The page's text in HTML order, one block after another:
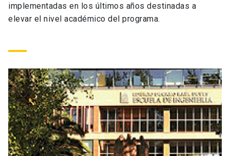
Futuros estudiantes
Personal
Alumni launch
Padres y familia
Go to english site
Mi Cuenta UC launch
Correo UC launch
Mi Portal UC launch
Medios Biblioteca launch
implementadas en los últimos años destinadas a
elevar el nivel académico del programa.